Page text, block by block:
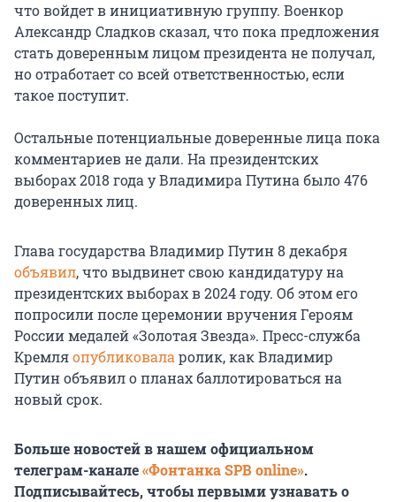
что войдет в инициативную группу. Военкор
Александр Сладков сказал, что пока предложения
стать доверенным лицом президента не получал,
но отработает со всей ответственностью, если
такое поступит.
Остальные потенциальные доверенные лица пока
комментариев не дали. На президентских
выборах 2018 года у Владимира Путина было 476
доверенных лиц.
Глава государства Владимир Путин 8 декабря
объявил, что выдвинет свою кандидатуру на
президентских выборах в 2024 году. Об этом его
попросили после церемонии вручения Героям
России медалей «Золотая Звезда». Пресс-служба
Кремляопубликовала ролик, как Владимир
Путин объявил о планах баллотироваться на
новый срок.
Больше новостей в нашем официальном
телеграм-канале«Фонтанка SPB online».
Подписывайтесь, чтобы первыми узнавать о